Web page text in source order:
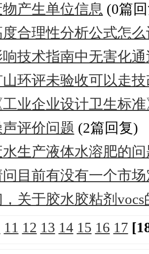
产生单位信息 (0篇
合理性分析公式怎么
技术指南中无害化
环评未验收可以走
工业企业设计卫生标
评价问题 (2篇回复)
生产液体水溶肥的问
目前有没有一个市
关于胶水胶粘剂
11 12 13 14 15 16 17